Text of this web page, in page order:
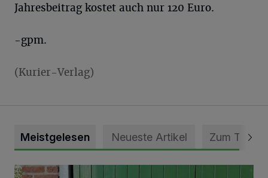
Jahresbeitrag kostet auch nur 120 Euro.
-gpm.
(Kurier-Verlag)
Meistgelesen Neueste Artikel Zum Thema
Vorbildlicher Einsatz für den Artenschutz gewürdigt